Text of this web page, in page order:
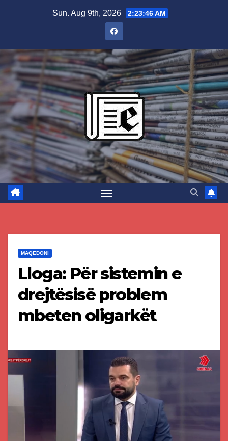
Sun. Aug 9th, 2026 2:23:47 AM
MAQEDONI
Lloga: Për sistemin e
drejtësisë problem
mbeten oligarkët